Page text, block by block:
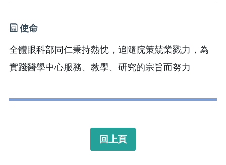
使命
全體眼科部同仁秉持熱忱，追隨院策兢業戮力，為
實踐醫學中心服務、教學、研究的宗旨而努力
回上頁